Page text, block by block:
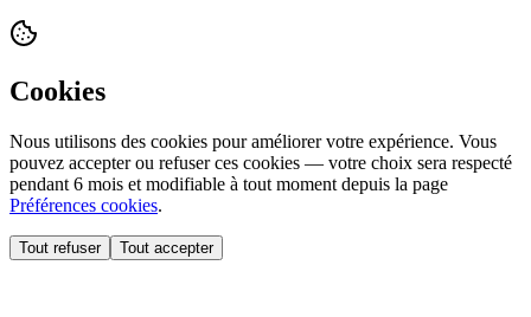
Cookies
Nous utilisons des cookies pour améliorer votre expérience. Vous
pouvez accepter ou refuser ces cookies — votre choix sera respecté
pendant 6 mois et modifiable à tout moment depuis la page
Préférences cookies.
Tout refuser Tout accepter